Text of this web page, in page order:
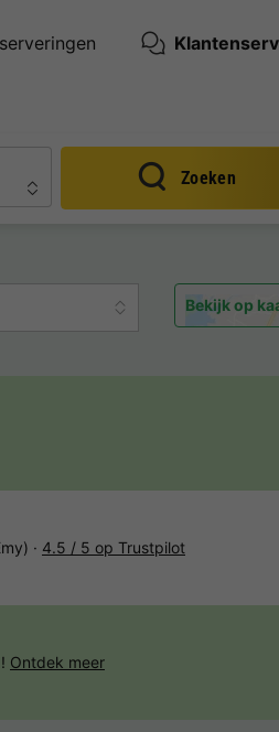
Zoeken
Bekijk op
· 4.5 / 5 op Trustpilot
Ontdek meer